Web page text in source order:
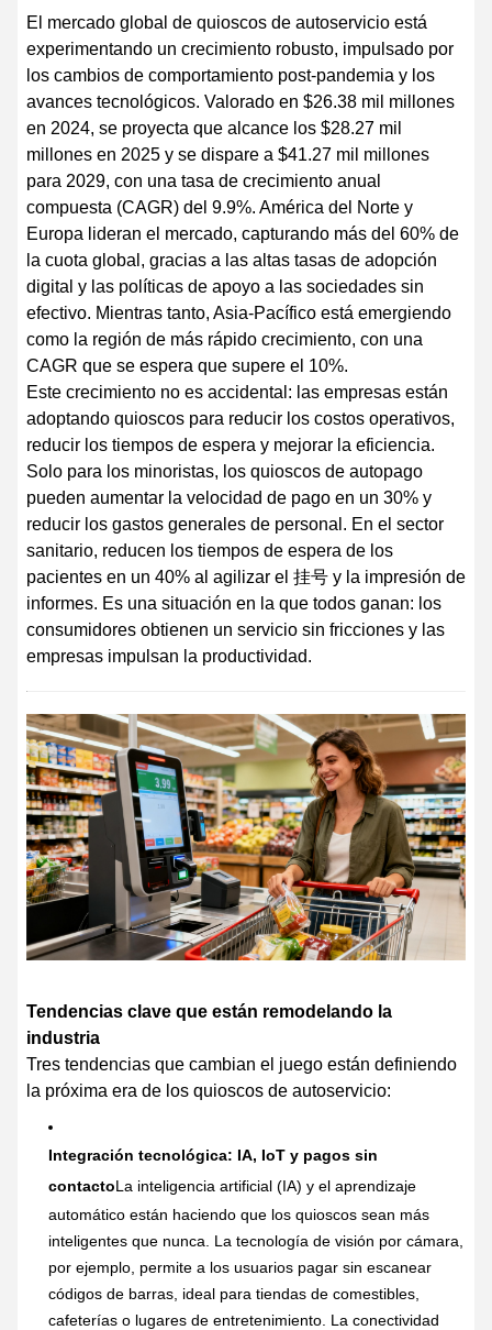
El mercado global de quioscos de autoservicio está
experimentando un crecimiento robusto, impulsado por
los cambios de comportamiento post-pandemia y los
avances tecnológicos. Valorado en $26.38 mil millones
en 2024, se proyecta que alcance los $28.27 mil
millones en 2025 y se dispare a $41.27 mil millones
para 2029, con una tasa de crecimiento anual
compuesta (CAGR) del 9.9%. América del Norte y
Europa lideran el mercado, capturando más del 60% de
la cuota global, gracias a las altas tasas de adopción
digital y las políticas de apoyo a las sociedades sin
efectivo. Mientras tanto, Asia-Pacífico está emergiendo
como la región de más rápido crecimiento, con una
CAGR que se espera que supere el 10%.
Este crecimiento no es accidental: las empresas están
adoptando quioscos para reducir los costos operativos,
reducir los tiempos de espera y mejorar la eficiencia.
Solo para los minoristas, los quioscos de autopago
pueden aumentar la velocidad de pago en un 30% y
reducir los gastos generales de personal. En el sector
sanitario, reducen los tiempos de espera de los
pacientes en un 40% al agilizar el 挂号 y la impresión de
informes. Es una situación en la que todos ganan: los
consumidores obtienen un servicio sin fricciones y las
empresas impulsan la productividad.
Tendencias clave que están remodelando la
industria
Tres tendencias que cambian el juego están definiendo
la próxima era de los quioscos de autoservicio:
Integración tecnológica: IA, IoT y pagos sin
contactoLa inteligencia artificial (IA) y el aprendizaje
automático están haciendo que los quioscos sean más
inteligentes que nunca. La tecnología de visión por cámara,
por ejemplo, permite a los usuarios pagar sin escanear
códigos de barras, ideal para tiendas de comestibles,
cafeterías o lugares de entretenimiento. La conectividad